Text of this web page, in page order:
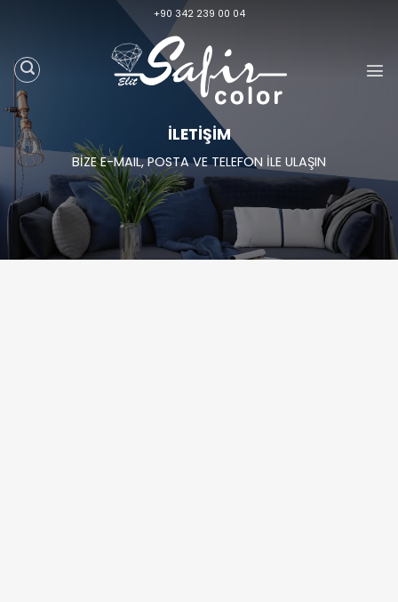
+90 342 239 00 04
İLETİŞİM
BİZE E-MAIL, POSTA VE TELEFON İLE ULAŞIN